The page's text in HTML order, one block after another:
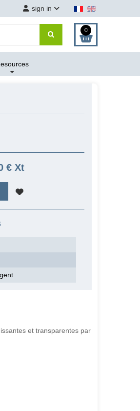
sign in
0
€ Xt
et transparentes par